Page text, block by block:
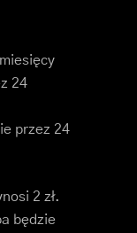
24
przez 24
2 zł.
będzie